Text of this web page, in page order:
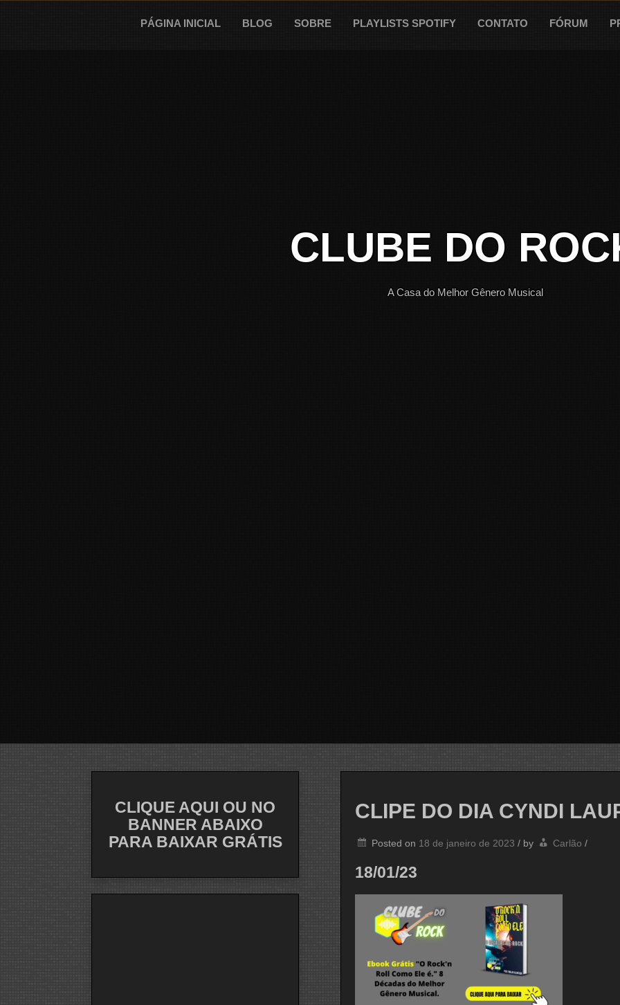
PÁGINA INICIAL BLOG SOBRE PLAYLISTS SPOTIFY CONTATO FÓRUM
CLUBE DO
A Casa do Melhor Gênero Musical
CLIPE DO DIA CYNDI
Posted on 18 de janeiro de 2023 / by Carlão /
18/01/23
CLIQUE AQUI OU NO
BANNER ABAIXO
PARA BAIXAR GRÁTIS